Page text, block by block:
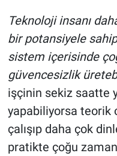
Teknoloji insanı
bir potansiyele
sistem içerisinde
güvencesizlik
işçinin sekiz saatte
yapabiliyorsa teorik
çalışıp daha çok
pratikte çoğu